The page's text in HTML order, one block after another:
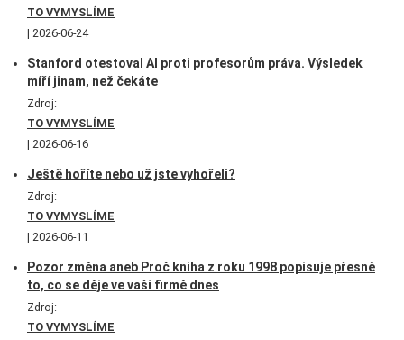
TO VYMYSLÍME
2026-06-24
Stanford otestoval AI proti profesorům práva. Výsledek
míří jinam, než čekáte
Zdroj:
TO VYMYSLÍME
2026-06-16
Ještě hoříte nebo už jste vyhořeli?
Zdroj:
TO VYMYSLÍME
2026-06-11
Pozor změna aneb Proč kniha z roku 1998 popisuje přesně
to, co se děje ve vaší firmě dnes
Zdroj:
TO VYMYSLÍME